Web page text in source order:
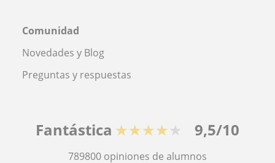
Comunidad
Novedades y Blog
Preguntas y respuestas
Fantástica ★★★★★ 9,5/10
789800 opiniones de alumnos